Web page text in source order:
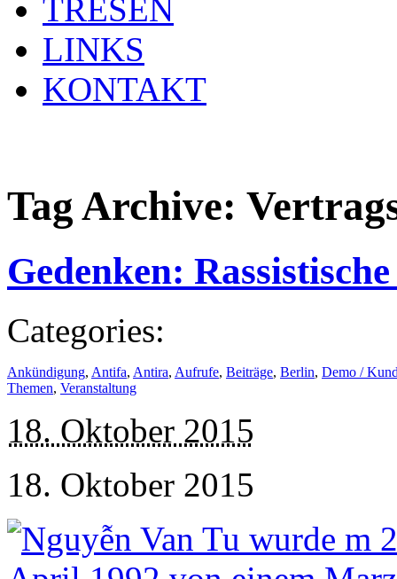
TRESEN
LINKS
KONTAKT
Tag Archive:
Gedenken:
Categories:
Ankündigung, Antifa, Antira, Aufrufe, Beiträge, Berlin, Demo /
Themen, Veranstaltung
18. Oktober 2015
18. Oktober 2015